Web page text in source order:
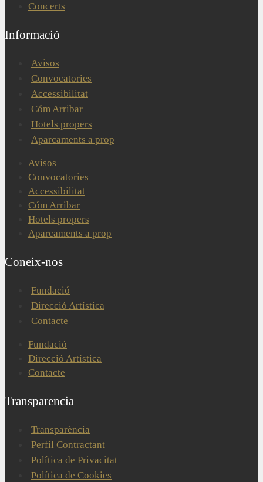
Concerts
Informació
Avisos
Convocatories
Accessibilitat
Cóm Arribar
Hotels propers
Aparcaments a prop
Avisos
Convocatories
Accessibilitat
Cóm Arribar
Hotels propers
Aparcaments a prop
Coneix-nos
Fundació
Direcció Artística
Contacte
Fundació
Direcció Artística
Contacte
Transparencia
Transparència
Perfil Contractant
Política de Privacitat
Política de Cookies